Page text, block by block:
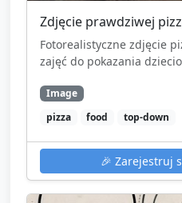
Zdjęcie prawdziwej
Fotorealistyczne zdjęcie
zajęć do pokazania
Image
pizza
food top-down
🎉 Zarejestruj